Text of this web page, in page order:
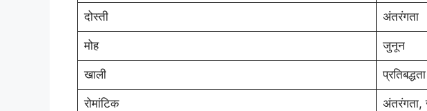
दोस्ती अंतरंगता
मोह जुनून
खाली प्रतिबद्धता
रोमांटिक